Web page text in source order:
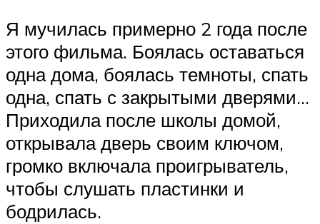
Я мучилась примерно 2 года после
этого фильма. Боялась оставаться
одна дома, боялась темноты, спать
одна, спать с закрытыми дверями…
Приходила после школы домой,
открывала дверь своим ключом,
громко включала проигрыватель,
чтобы слушать пластинки и
бодрилась.